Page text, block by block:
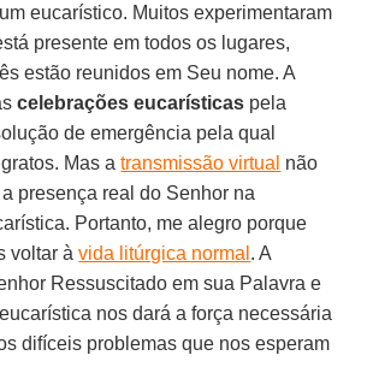
eucarístico. Muitos experimentaram
presente em todos os lugares,
estão reunidos em Seu nome. A
celebrações eucarísticas pela
de emergência pela qual
Mas atransmissão virtual não
presença real do Senhor na
Portanto, me alegro porque
voltar àvida litúrgica normal . A
Ressuscitado em sua Palavra e
nos dará a força necessária
difíceis problemas que nos esperam